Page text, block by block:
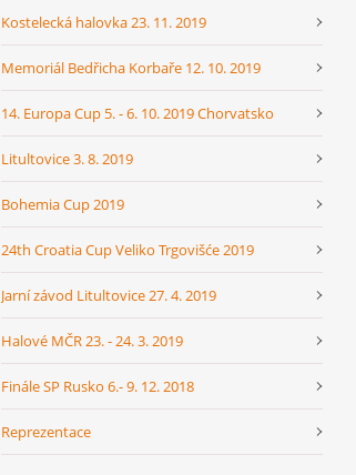
Kostelecká halovka 23. 11. 2019
Memoriál Bedřicha Korbaře 12. 10. 2019
14. Europa Cup 5. - 6. 10. 2019 Chorvatsko
Litultovice 3. 8. 2019
Bohemia Cup 2019
24th Croatia Cup Veliko Trgovišće 2019
Jarní závod Litultovice 27. 4. 2019
Halové MČR 23. - 24. 3. 2019
Finále SP Rusko 6.- 9. 12. 2018
Reprezentace